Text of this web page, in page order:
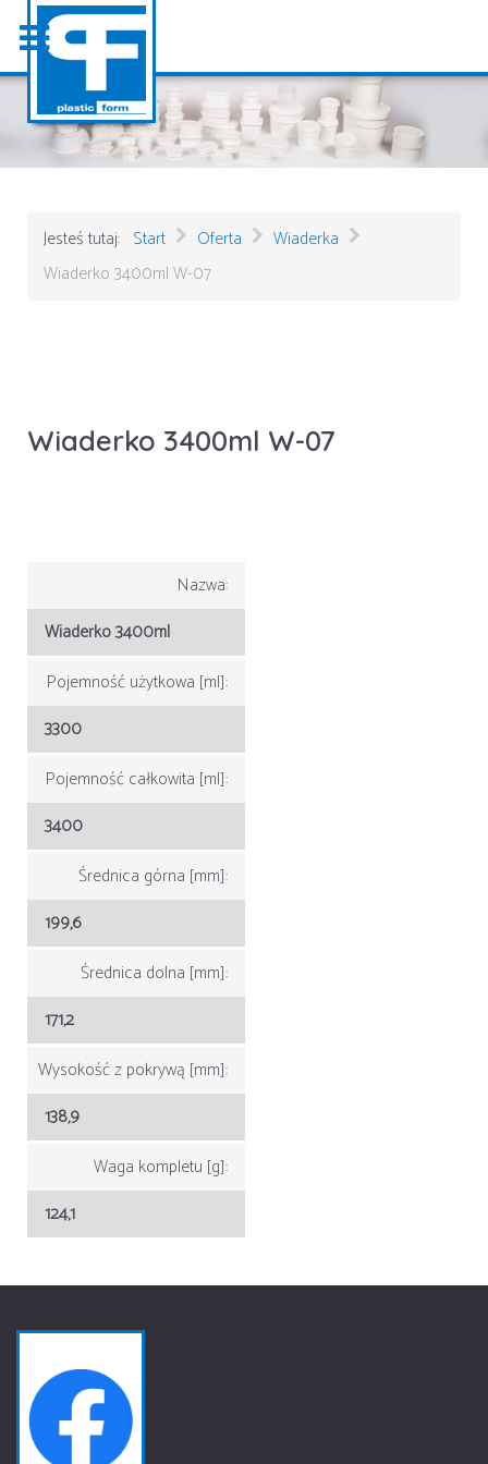
Jesteś tutaj: Start Oferta
Wiaderka
Wiaderko 3400ml W-07
Wiaderko 3400ml W-07
Nazwa:
Wiaderko 3400ml
Pojemność użytkowa [ml]:
3300
Pojemność całkowita [ml]:
3400
Średnica górna [mm]:
199,6
Średnica dolna [mm]:
171,2
Wysokość z pokrywą [mm]:
138,9
Waga kompletu [g]:
124,1